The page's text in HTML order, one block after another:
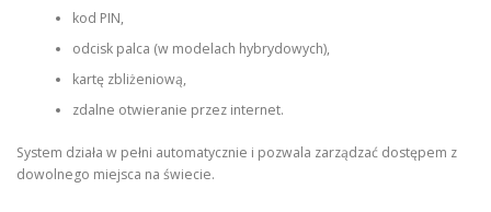
kod PIN,
odcisk palca (w modelach hybrydowych),
kartę zbliżeniową,
zdalne otwieranie przez internet.
System działa w pełni automatycznie i pozwala zarządzać dostępem z
dowolnego miejsca na świecie.